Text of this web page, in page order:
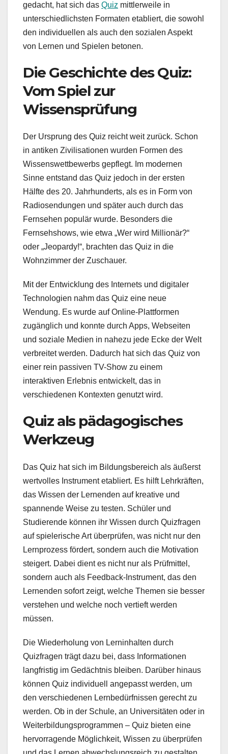
gedacht, hat sich das Quiz mittlerweile in
unterschiedlichsten Formaten etabliert, die sowohl
den individuellen als auch den sozialen Aspekt
von Lernen und Spielen betonen.
Die Geschichte des Quiz:
Vom Spiel zur
Wissensprüfung
Der Ursprung des Quiz reicht weit zurück. Schon
in antiken Zivilisationen wurden Formen des
Wissenswettbewerbs gepflegt. Im modernen
Sinne entstand das Quiz jedoch in der ersten
Hälfte des 20. Jahrhunderts, als es in Form von
Radiosendungen und später auch durch das
Fernsehen populär wurde. Besonders die
Fernsehshows, wie etwa „Wer wird Millionär?“
oder „Jeopardy!“, brachten das Quiz in die
Wohnzimmer der Zuschauer.
Mit der Entwicklung des Internets und digitaler
Technologien nahm das Quiz eine neue
Wendung. Es wurde auf Online-Plattformen
zugänglich und konnte durch Apps, Webseiten
und soziale Medien in nahezu jede Ecke der Welt
verbreitet werden. Dadurch hat sich das Quiz von
einer rein passiven TV-Show zu einem
interaktiven Erlebnis entwickelt, das in
verschiedenen Kontexten genutzt wird.
Quiz als pädagogisches
Werkzeug
Das Quiz hat sich im Bildungsbereich als äußerst
wertvolles Instrument etabliert. Es hilft Lehrkräften,
das Wissen der Lernenden auf kreative und
spannende Weise zu testen. Schüler und
Studierende können ihr Wissen durch Quizfragen
auf spielerische Art überprüfen, was nicht nur den
Lernprozess fördert, sondern auch die Motivation
steigert. Dabei dient es nicht nur als Prüfmittel,
sondern auch als Feedback-Instrument, das den
Lernenden sofort zeigt, welche Themen sie besser
verstehen und welche noch vertieft werden
müssen.
Die Wiederholung von Lerninhalten durch
Quizfragen trägt dazu bei, dass Informationen
langfristig im Gedächtnis bleiben. Darüber hinaus
können Quiz individuell angepasst werden, um
den verschiedenen Lernbedürfnissen gerecht zu
werden. Ob in der Schule, an Universitäten oder in
Weiterbildungsprogrammen – Quiz bieten eine
hervorragende Möglichkeit, Wissen zu überprüfen